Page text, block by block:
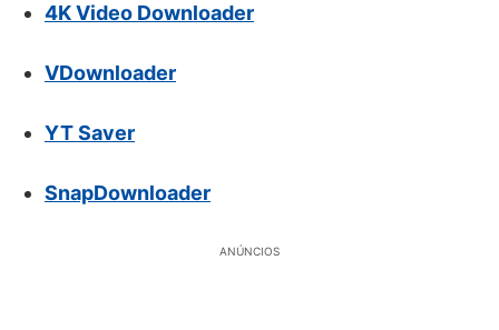
4K Video Downloader
VDownloader
YT Saver
SnapDownloader
ANÚNCIOS